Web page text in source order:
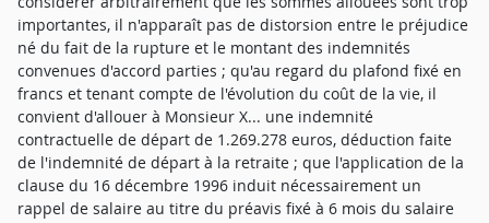
importantes, il n'apparaît pas de distorsion entre le préjudice
né du fait de la rupture et le montant des indemnités
convenues d'accord parties ; qu'au regard du plafond fixé en
francs et tenant compte de l'évolution du coût de la vie, il
convient d'allouer à Monsieur X... une indemnité
contractuelle de départ de 1.269.278 euros, déduction faite
de l'indemnité de départ à la retraite ; que l'application de la
clause du 16 décembre 1996 induit nécessairement un
rappel de salaire au titre du préavis fixé à 6 mois du salaire